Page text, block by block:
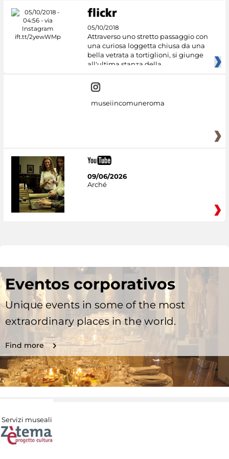
05/10/2018
Attraverso uno stretto passaggio con
una curiosa loggetta chiusa da una
bella vetrata a tortiglioni, si giunge
all'ultima stanza della
museiincomuneroma
09/06/2026
Arché
Eventos corporativos
Unique events in some of the most
extraordinary places in the world.
Find more
Servizi museali